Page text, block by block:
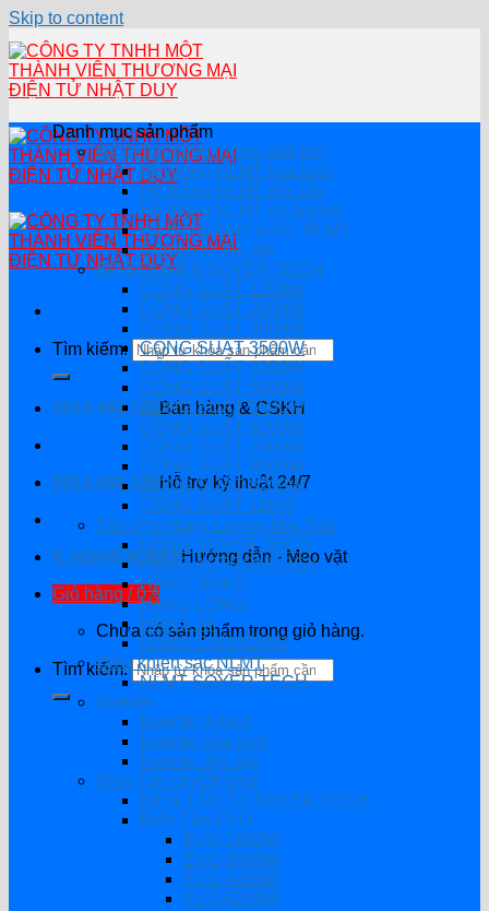
Skip to content
Tìm kiếm:
0914.482.135Bán hàng & CSKH
0914.482.135Hỗ trợ kỹ thuật 24/7
K.NGHIỆM HAYHướng dẫn - Mẹo vặt
Giỏ hàng /0₫
Chưa có sản phẩm trong giỏ hàng.
Tìm kiếm:
Danh mục sản phẩm
Hệ thống năng lượng mặt trời
Hệ thống NLMT hòa lưới
Hệ thông NLMT độc lập
Hệ thống NLMT có lưu trữ
Hệ thống bơm nước NLMT
Combo tự lắp đặt
BỘ ĐỔI ĐIỆN SOYER TECH
CÔNG SUẤT 1200W
CÔNG SUẤT 2000W
CÔNG SUẤT 3000W
CÔNG SUẤT 3500W
CÔNG SUẤT 4200W
CÔNG SUẤT 5000W
CÔNG SUẤT 5500W
CÔNG SUẤT 6200W
CÔNG SUẤT 7000W
CÔNG SUẤT 8000W
CÔNG SUẤT 8200W
CÔNG SUẤT 11KW
Tấm Pin Năng Lượng Mặt Trời
HÃNG SOYER TECH
HÃNG ASTRONERGY
HÃNG JINKO
HÃNG LONGI
HÃNG JA
HÃNG CANADIAN
Điều khiển sạc NLMT
NLMT SOYER TECH
Inverter
Inverter hybrid
Inverter hòa lưới
Inverter độc lập
Biến Tần On/Off Grid
BIẾN TẦN ST-SOYER TECH
Biến Tần EVO
EVO 1600W
EVO 3000W
EVO 4200W
EVO 6200W